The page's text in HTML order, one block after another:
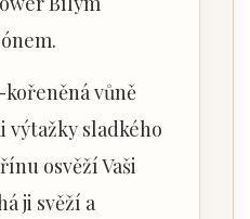
vůně
výtažky sladkého
osvěží Vaši
ji svěží a